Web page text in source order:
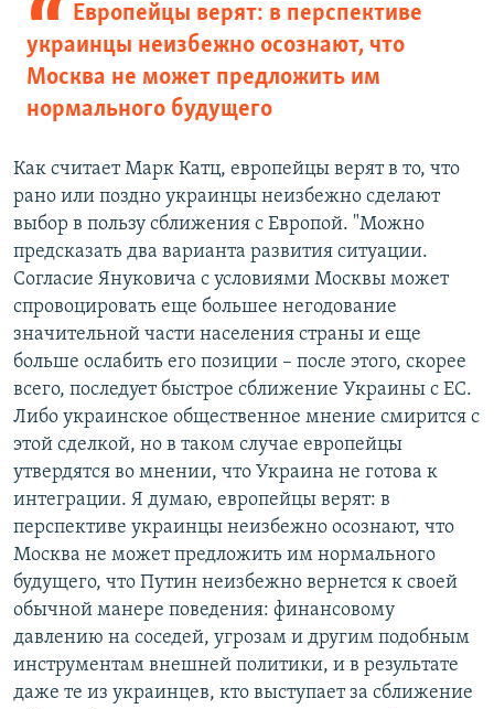
Европейцы верят: в перспективе
украинцы неизбежно осознают, что
Москва не может предложить им
нормального будущего
Как считает Марк Катц, европейцы верят в то, что
рано или поздно украинцы неизбежно сделают
выбор в пользу сближения с Европой. "Можно
предсказать два варианта развития ситуации.
Согласие Януковича с условиями Москвы может
спровоцировать еще большее негодование
значительной части населения страны и еще
больше ослабить его позиции – после этого, скорее
всего, последует быстрое сближение Украины с ЕС.
Либо украинское общественное мнение смирится с
этой сделкой, но в таком случае европейцы
утвердятся во мнении, что Украина не готова к
интеграции. Я думаю, европейцы верят: в
перспективе украинцы неизбежно осознают, что
Москва не может предложить им нормального
будущего, что Путин неизбежно вернется к своей
обычной манере поведения: финансовому
давлению на соседей, угрозам и другим подобным
инструментам внешней политики, и в результате
даже те из украинцев, кто выступает за сближение